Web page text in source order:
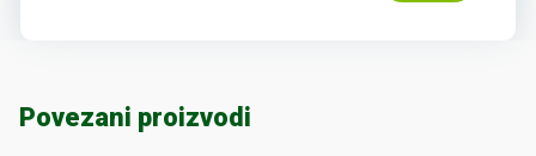
Povezani proizvodi